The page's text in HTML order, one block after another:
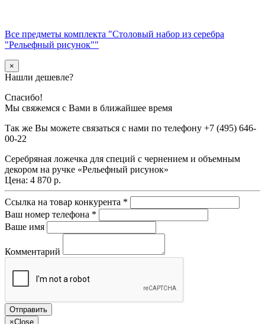
Все предметы комплекта "Столовый набор из серебра
"Рельефный рисунок""
×
Нашли дешевле?
Спасибо!
Мы свяжемся с Вами в ближайшее время
Так же Вы можете связаться с нами по телефону +7 (495) 646-
00-22
Серебряная ложечка для специй с чернением и объемным
декором на ручке «Рельефный рисунок»
Цена: 4 870 р.
Ссылка на товар конкурента *
Ваш номер телефона *
Ваше имя
Комментарий
×Close